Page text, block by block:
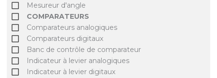
Mesureur d'angle
COMPARATEURS
Comparateurs analogiques
Comparateurs digitaux
Banc de contrôle de comparateur
Indicateur à levier analogiques
Indicateur à levier digitaux